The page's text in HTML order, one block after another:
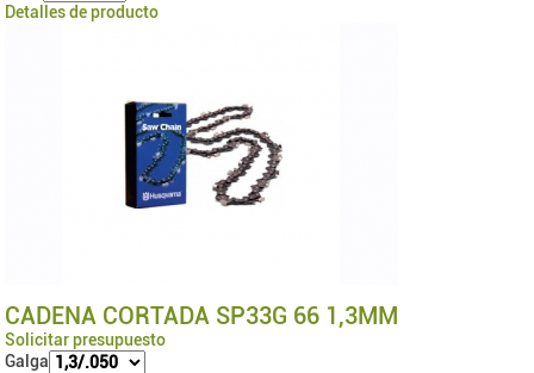
Detalles de producto
CADENA CORTADA SP33G 66 1,3MM
Solicitar presupuesto
Galga